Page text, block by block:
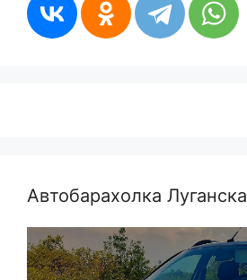
Автобарахолка Луганска